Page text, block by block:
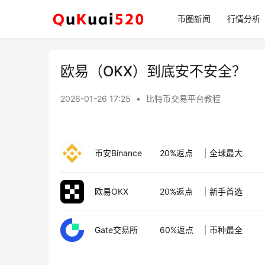
币圈新闻 行情分析
欧易（OKX）到底安不安全？
2026-01-26 17:25 • 比特币交易平台教程
币安Binance 20%返点 全球最大
欧易OKX 20%返点 新手首选
Gate交易所 60%返点 币种最全